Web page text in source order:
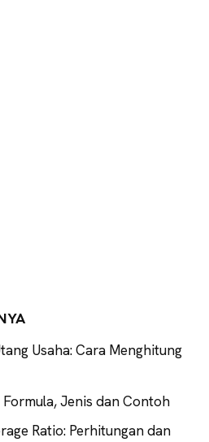
Usaha: Cara Menghitung
Jenis dan Contoh
Ratio: Perhitungan dan